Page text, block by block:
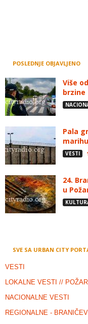
POSLEDNJE OBJAVLJENO
Više
Pala
VESTI
24.
u
SVE SA URBAN CITY
VESTI
LOKALNE VESTI //
NACIONALNE VESTI
REGIONALNE -